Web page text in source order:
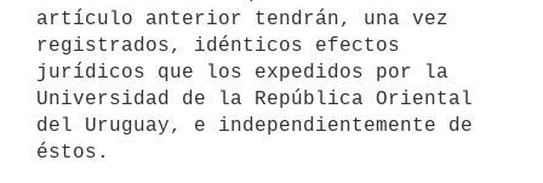
artículo anterior tendrán, una vez
registrados, idénticos efectos
jurídicos que los expedidos por la
Universidad de la República Oriental
del Uruguay, e independientemente de
éstos.